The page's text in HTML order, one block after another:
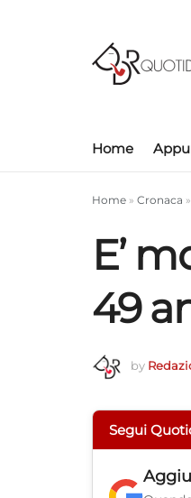
Home
Home » Cronaca »
E’
49
by
Segui